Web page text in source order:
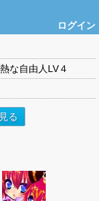
ログイン
な自由人LV４
る